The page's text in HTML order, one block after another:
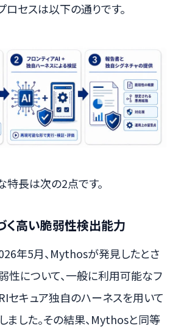
セスは以下の通りです。
長は次の2点です。
く高い脆弱性検出能力
年5月、Mythosが発見したとさ
性について、一般に利用可能なフ
セキュア独自のハーネスを用いて
した。その結果、Mythosと同等